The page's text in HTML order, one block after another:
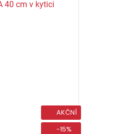
AKČNÍ
-15%